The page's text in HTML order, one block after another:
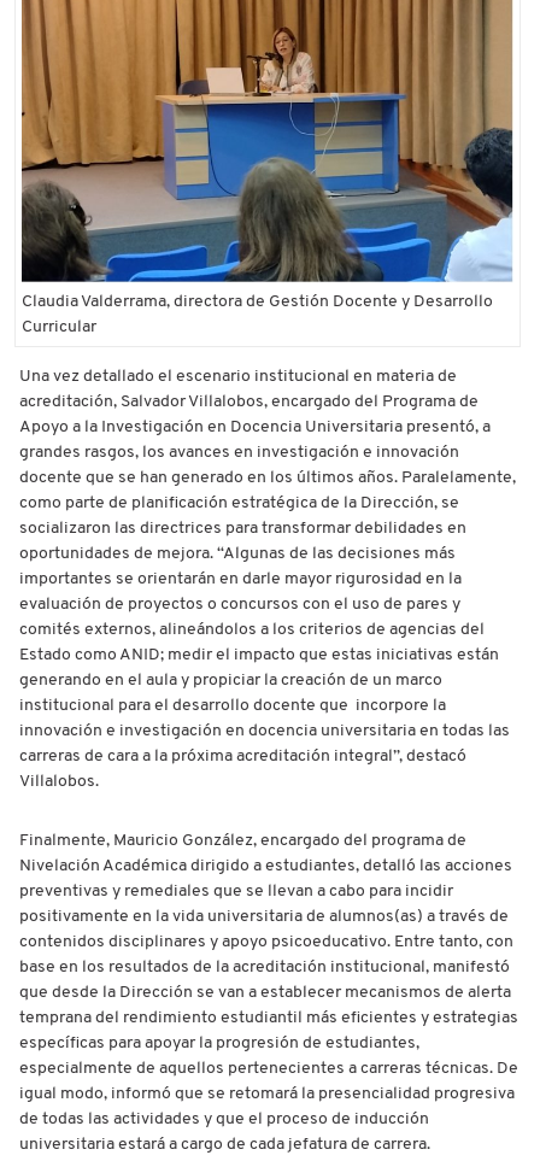
Claudia Valderrama, directora de Gestión Docente y Desarrollo
Curricular
Una vez detallado el escenario institucional en materia de
acreditación, Salvador Villalobos, encargado del Programa de
Apoyo a la Investigación en Docencia Universitaria presentó, a
grandes rasgos, los avances en investigación e innovación
docente que se han generado en los últimos años. Paralelamente,
como parte de planificación estratégica de la Dirección, se
socializaron las directrices para transformar debilidades en
oportunidades de mejora. “Algunas de las decisiones más
importantes se orientarán en darle mayor rigurosidad en la
evaluación de proyectos o concursos con el uso de pares y
comités externos, alineándolos a los criterios de agencias del
Estado como ANID; medir el impacto que estas iniciativas están
generando en el aula y propiciar la creación de un marco
institucional para el desarrollo docente que incorpore la
innovación e investigación en docencia universitaria en todas las
carreras de cara a la próxima acreditación integral”, destacó
Villalobos.
Finalmente, Mauricio González, encargado del programa de
Nivelación Académica dirigido a estudiantes, detalló las acciones
preventivas y remediales que se llevan a cabo para incidir
positivamente en la vida universitaria de alumnos(as) a través de
contenidos disciplinares y apoyo psicoeducativo. Entre tanto, con
base en los resultados de la acreditación institucional, manifestó
que desde la Dirección se van a establecer mecanismos de alerta
temprana del rendimiento estudiantil más eficientes y estrategias
específicas para apoyar la progresión de estudiantes,
especialmente de aquellos pertenecientes a carreras técnicas. De
igual modo, informó que se retomará la presencialidad progresiva
de todas las actividades y que el proceso de inducción
universitaria estará a cargo de cada jefatura de carrera.